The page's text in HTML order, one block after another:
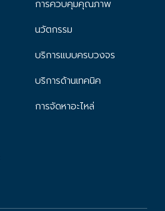
การควบคุมคุณภาพ
นวัตกรรม
บริการแบบครบวงจร
บริการด้านเทคนิค
การจัดหาอะไหล่